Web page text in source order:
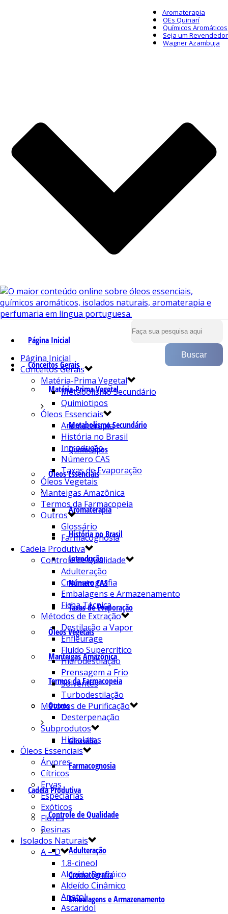
Aromaterapia
OEs Quinarí
Químicos Aromáticos
Seja um Revendedor
Wagner Azambuja
Página Inicial
Conceitos Gerais
Matéria-Prima Vegetal
Metabolismo Secundário
Quimiotipos
Óleos Essenciais
Aromaterapia
História no Brasil
Introdução
Número CAS
Taxas de Evaporação
Óleos Vegetais
Manteigas Amazônica
Termos da Farmacopeia
Outros
Glossário
Farmacognosia
Cadeia Produtiva
Controle de Qualidade
Adulteração
Cromatografia
Embalagens e Armazenamento
Página Inicial
Conceitos Gerais
Matéria-Prima Vegetal
Metabolismo Secundário
Quimiotipos
Óleos Essenciais
Aromaterapia
História no Brasil
Introdução
Número CAS
Taxas de Evaporação
Óleos Vegetais
Manteigas Amazônica
Termos da Farmacopeia
Outros
Glossário
Farmacognosia
Cadeia Produtiva
Controle de Qualidade
Adulteração
Cromatografia
Embalagens e Armazenamento
Ficha Técnica
Métodos de Extração
Destilação a Vapor
Enfleurage
Fluído Supercrítico
Hidrodestilação
Prensagem a Frio
Solventes
Turbodestilação
Métodos de Purificação
Desterpenação
Subprodutos
Hidrolatos
Óleos Essenciais
Árvores
Cítricos
Ervas
Especiarias
Exóticos
Flores
Resinas
Isolados Naturais
A – D
1.8-cineol
Aldeído Benzóico
Aldeído Cinâmico
Anetol
Ascaridol